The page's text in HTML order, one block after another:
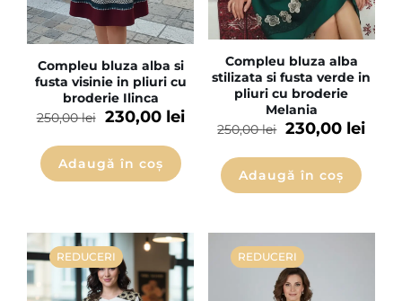
Compleu bluza alba si
fusta visinie in pliuri cu
broderie Ilinca
250,00lei 230,00 lei
Adaugă în coș
Compleu bluza alba
stilizata si fusta verde in
pliuri cu broderie
Melania
250,00lei 230,00 lei
Adaugă în coș
REDUCERI REDUCERI